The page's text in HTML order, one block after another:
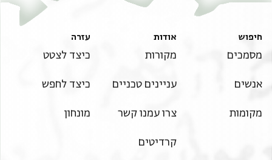
חיפוש
מסמכים
אנשים
מקומות
אודות
מקורות
עניינים טכניים
צרו עמנו קשר
קרדיטים
עזרה
כיצד לצטט
כיצד לחפש
מונחון